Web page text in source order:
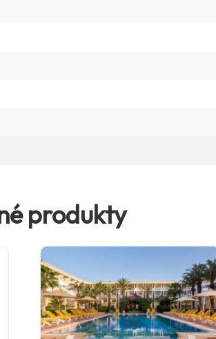
produkty